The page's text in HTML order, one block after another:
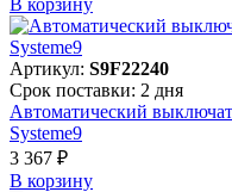
Артикул: S9F22240
Срок поставки: 2 дня
Автоматический
Systeme9
3 367 ₽
В корзинy